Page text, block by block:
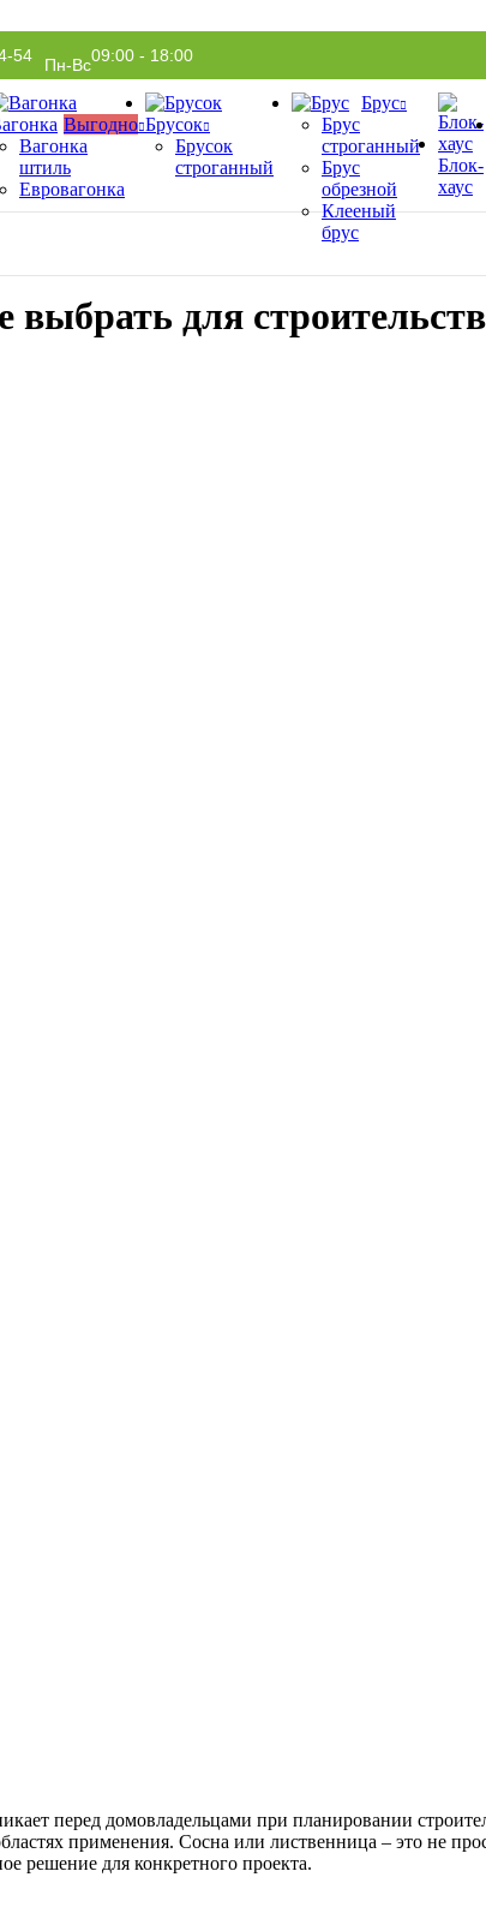
54 Пн-Вс09:00 - 18:00
Выгодно
Вагонка
штиль
Евровагонка
Брусок
Брусок
строганный
Брус
Брус
строганный
Брус
обрезной
Клееный
брус
Блок-
хаус
для
перед домовладельцами при планировании
применения. Сосна или лиственница – это не
решение для конкретного проекта.